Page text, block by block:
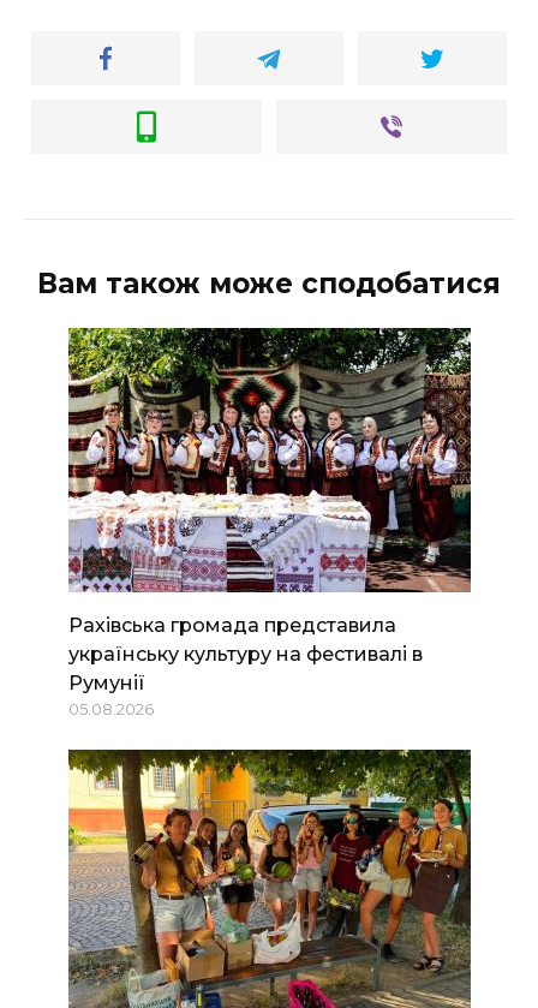
Вам також може сподобатися
Рахівська громада представила
українську культуру на фестивалі в
Румунії
05.08.2026